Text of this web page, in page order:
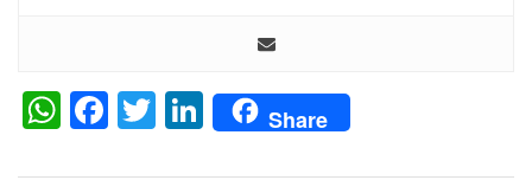
WhatsApp
Facebook
Twitter
LinkedIn
Share